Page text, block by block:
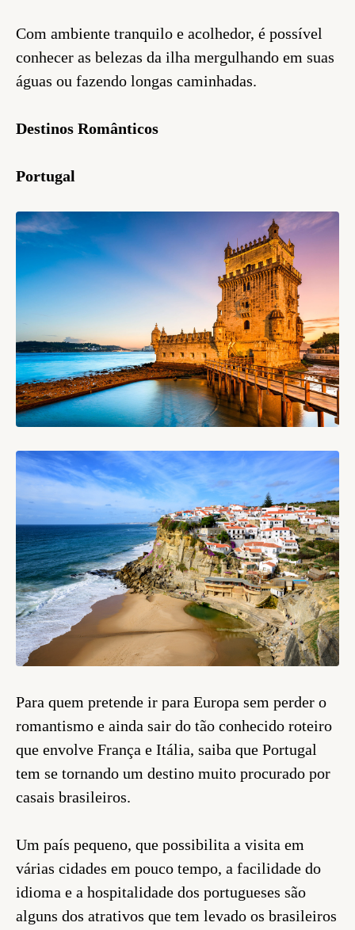
Com ambiente tranquilo e acolhedor, é possível
conhecer as belezas da ilha mergulhando em suas
águas ou fazendo longas caminhadas.
Destinos Românticos
Portugal
Para quem pretende ir para Europa sem perder o
romantismo e ainda sair do tão conhecido roteiro
que envolve França e Itália, saiba que Portugal
tem se tornando um destino muito procurado por
casais brasileiros.
Um país pequeno, que possibilita a visita em
várias cidades em pouco tempo, a facilidade do
idioma e a hospitalidade dos portugueses são
alguns dos atrativos que tem levado os brasileiros